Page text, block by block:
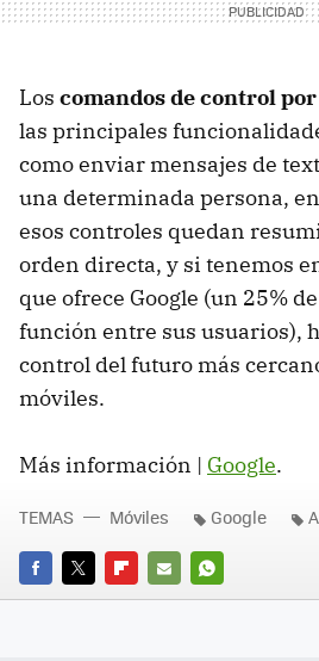
Los comandos de control por
las principales
como enviar mensajes de
una determinada persona,
esos controles quedan
orden directa, y si tenemos
que ofrece Google (un 25%
función entre sus usuarios),
control del futuro más
móviles.
Más información | Google.
FACEBOOK
TWITTERFLIPBOARD
E-
WHATSAPP
TEMAS Móviles Google